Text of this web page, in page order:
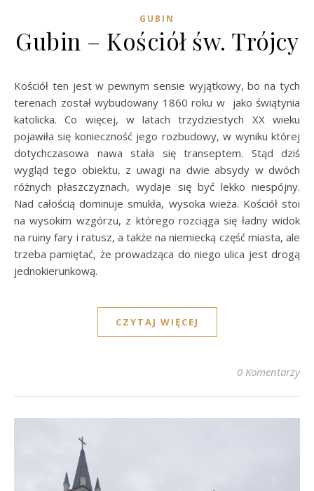
GUBIN
Gubin – Kościół św. Trójcy
Kościół ten jest w pewnym sensie wyjątkowy, bo na tych
terenach został wybudowany 1860 roku w jako świątynia
katolicka. Co więcej, w latach trzydziestych XX wieku
pojawiła się konieczność jego rozbudowy, w wyniku której
dotychczasowa nawa stała się transeptem. Stąd dziś
wygląd tego obiektu, z uwagi na dwie absydy w dwóch
różnych płaszczyznach, wydaje się być lekko niespójny.
Nad całością dominuje smukła, wysoka wieża. Kościół stoi
na wysokim wzgórzu, z którego rozciąga się ładny widok
na ruiny fary i ratusz, a także na niemiecką część miasta, ale
trzeba pamiętać, że prowadząca do niego ulica jest drogą
jednokierunkową.
CZYTAJ WIĘCEJ
0 Komentarzy